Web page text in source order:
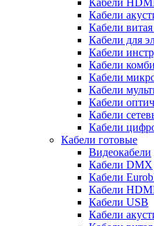
Кабели
Кабели
Кабели витая
Кабели для
Кабели
Кабели
Кабели
Кабели
Кабели
Кабели
Кабели
Кабели готовые
Видеокабели
Кабели DMX
Кабели
Кабели
Кабели USB
Кабели